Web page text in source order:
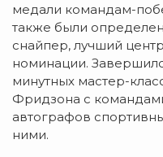
медали командам-
также были
снайпер, лучший
номинации.
минутных мастер-
Фридзона с
автографов
ними.